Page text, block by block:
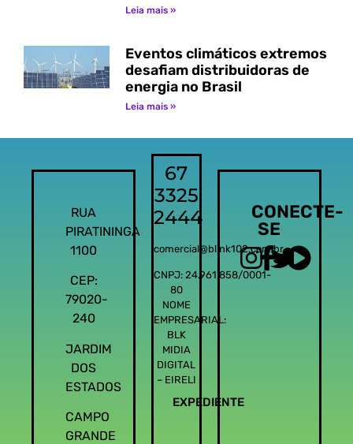
Leia mais »
Eventos climáticos extremos
desafiam distribuidoras de
energia no Brasil
Leia mais »
RUA
PIRATININGA
1100
CEP:
79020-
240
JARDIM
DOS
ESTADOS
CAMPO
GRANDE
67
3325
2444
comercial@blink102.com.br
CNPJ: 24.961.858/0001-
80
NOME
EMPRESARIAL:
BLK
MIDIA
DIGITAL
– EIRELI
EXPEDIENTE
CONECTE-
SE